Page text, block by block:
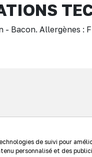
- Bacon. Allergènes :
PLAINEde suivi pour
personnalisé et des